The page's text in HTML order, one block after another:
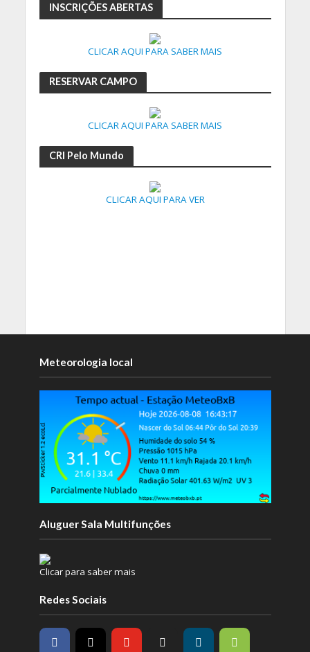
INSCRIÇÕES ABERTAS
CLICAR AQUI PARA SABER MAIS
RESERVAR CAMPO
CLICAR AQUI PARA SABER MAIS
CRI Pelo Mundo
CLICAR AQUI PARA VER
Meteorologia local
Aluguer Sala Multifunções
Clicar para saber mais
Redes Sociais